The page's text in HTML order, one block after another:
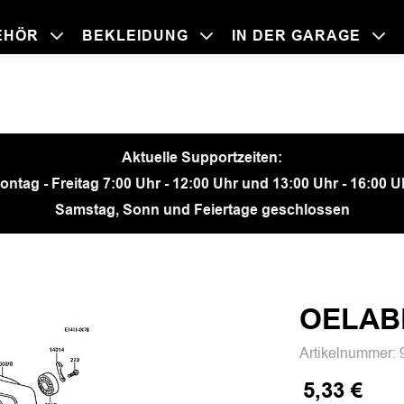
BEKLEIDUNG IN DER GARAGE
Aktuelle Supportzeiten:
- Freitag 7:00 Uhr - 12:00 Uhr und 13:00 Uhr - 16:00
Samstag, Sonn und Feiertage geschlossen
Artikelnummer:
5,33 €